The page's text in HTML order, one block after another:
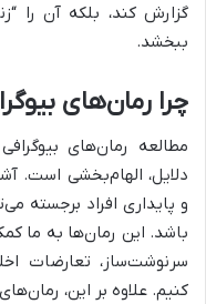
گزارش کند، بلکه آن را
ببخشد.
چرا رمان‌های
مطالعه رمان‌های
دلایل، الهام‌بخشی است.
و پایداری افراد برجسته
باشد. این رمان‌ها به ما
سرنوشت‌ساز، تعارضات
کنیم. علاوه بر این،